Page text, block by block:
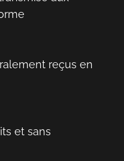
reçus en
et sans